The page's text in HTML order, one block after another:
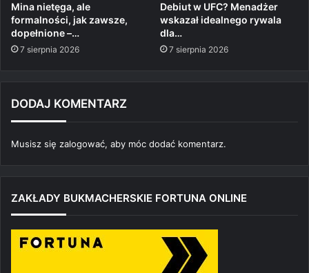
Mina nietęga, ale
formalności, jak zawsze,
dopełnione –…
7 sierpnia 2026
Debiut w UFC? Menadżer
wskazał idealnego rywala
dla…
7 sierpnia 2026
DODAJ KOMENTARZ
Musisz się zalogować, aby móc dodać komentarz.
ZAKŁADY BUKMACHERSKIE FORTUNA ONLINE